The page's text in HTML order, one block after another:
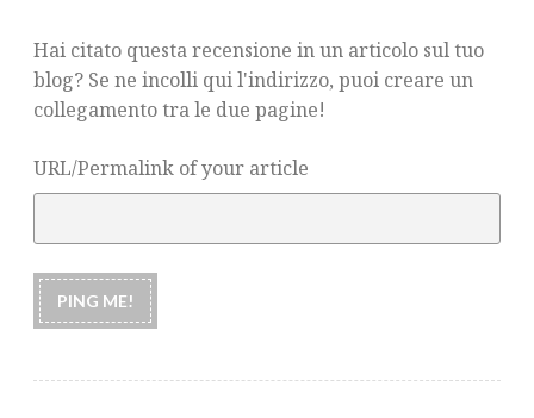
Hai citato questa recensione in un articolo sul tuo
blog? Se ne incolli qui l'indirizzo, puoi creare un
collegamento tra le due pagine!
URL/Permalink of your article